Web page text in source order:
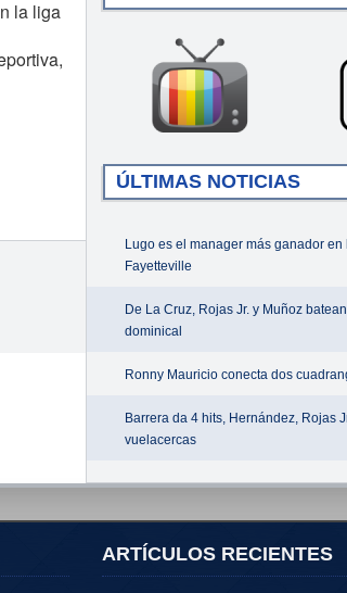
la liga
ÚLTIMAS NOTICIAS
Lugo es el manager más ganador en
Fayetteville
De La Cruz, Rojas Jr. y Muñoz
dominical
Ronny Mauricio conecta dos
Barrera da 4 hits, Hernández, Rojas
vuelacercas
ARTÍCULOS RECIENTES